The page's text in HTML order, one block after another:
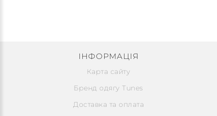
ІНФОРМАЦІЯ
Карта сайту
Бренд одягу Tunes
Доставка та оплата